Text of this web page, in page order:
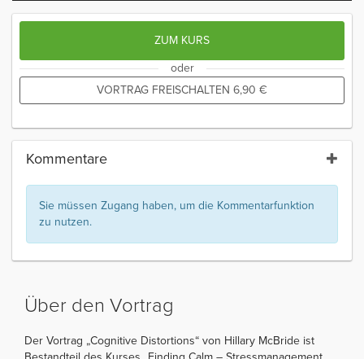
ZUM KURS
oder
VORTRAG FREISCHALTEN 6,90 €
Kommentare
Sie müssen Zugang haben, um die Kommentarfunktion
zu nutzen.
Über den Vortrag
Der Vortrag „Cognitive Distortions“ von Hillary McBride ist